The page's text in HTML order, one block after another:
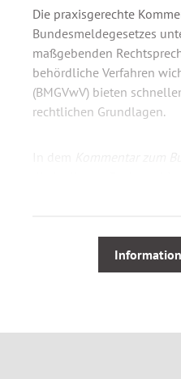
Die praxisgerechte
Bundesmeldegesetzes
maßgebenden
behördliche Verfahren
(BMGVwV) bieten
rechtlichen Grundlagen.
datenschutzrechtlichen
wie typische
sowie der allgemeinen